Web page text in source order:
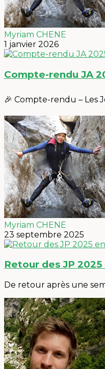
Myriam CHENE
1 janvier 2026
Compte-rendu JA
🎉 Compte-rendu – Les
Myriam CHENE
23 septembre 2025
Retour des JP 2025
De retour après une